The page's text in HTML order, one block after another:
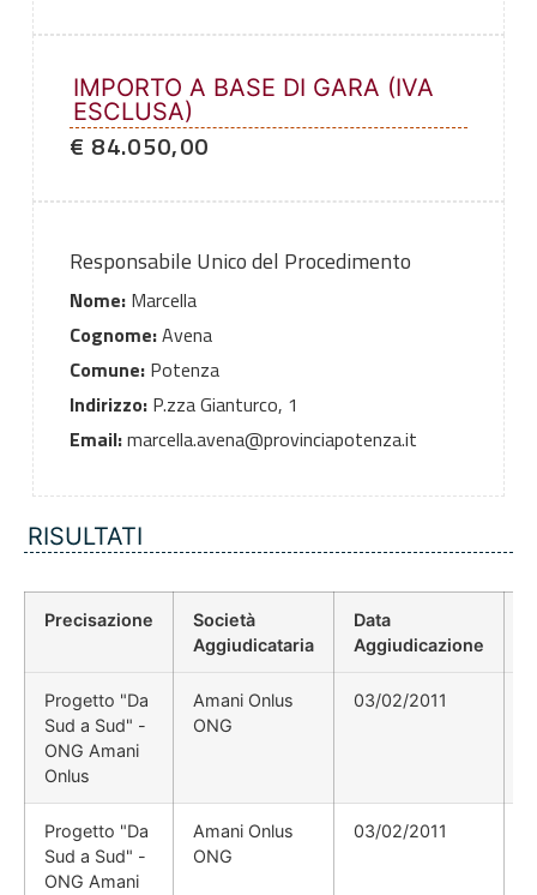
IMPORTO A BASE DI GARA (IVA
ESCLUSA)
€ 84.050,00
Responsabile Unico del Procedimento
Nome:Marcella
Cognome:Avena
Comune:Potenza
Indirizzo:P.zza Gianturco, 1
Email:marcella.avena@provinciapotenza.it
RISULTATI
Precisazione
Società
Aggiudicataria
Data
Aggiudicazione
Progetto "Da
Sud a Sud" -
ONG Amani
Onlus
Amani Onlus
ONG
03/02/2011
Progetto "Da
Sud a Sud" -
ONG Amani
Amani Onlus
ONG
03/02/2011